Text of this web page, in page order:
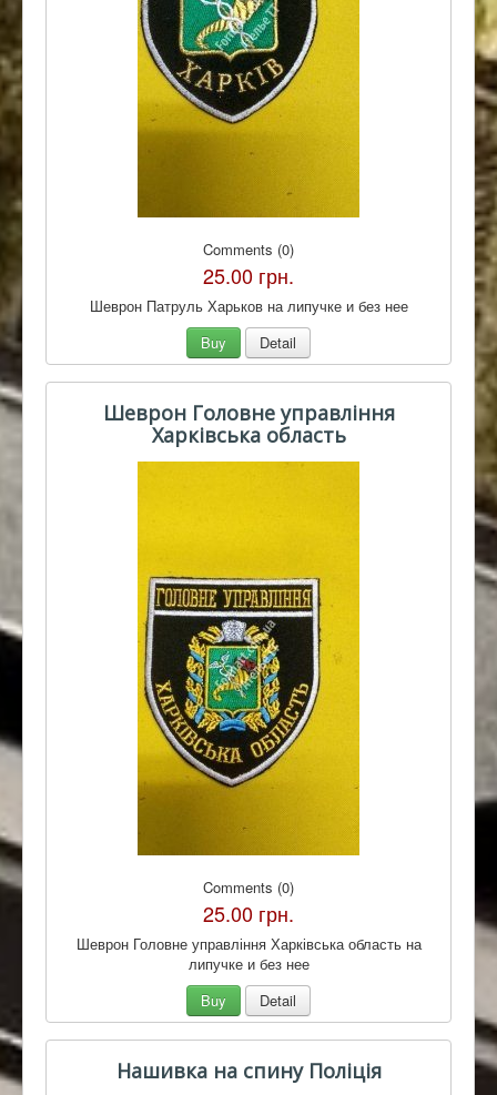
Comments (0)
25.00 грн.
Шеврон Патруль Харьков на липучке и без нее
Buy
Detail
Шеврон Головне управління
Харківська область
Comments (0)
25.00 грн.
Шеврон Головне управління Харківська область на
липучке и без нее
Buy
Detail
Нашивка на спину Поліція